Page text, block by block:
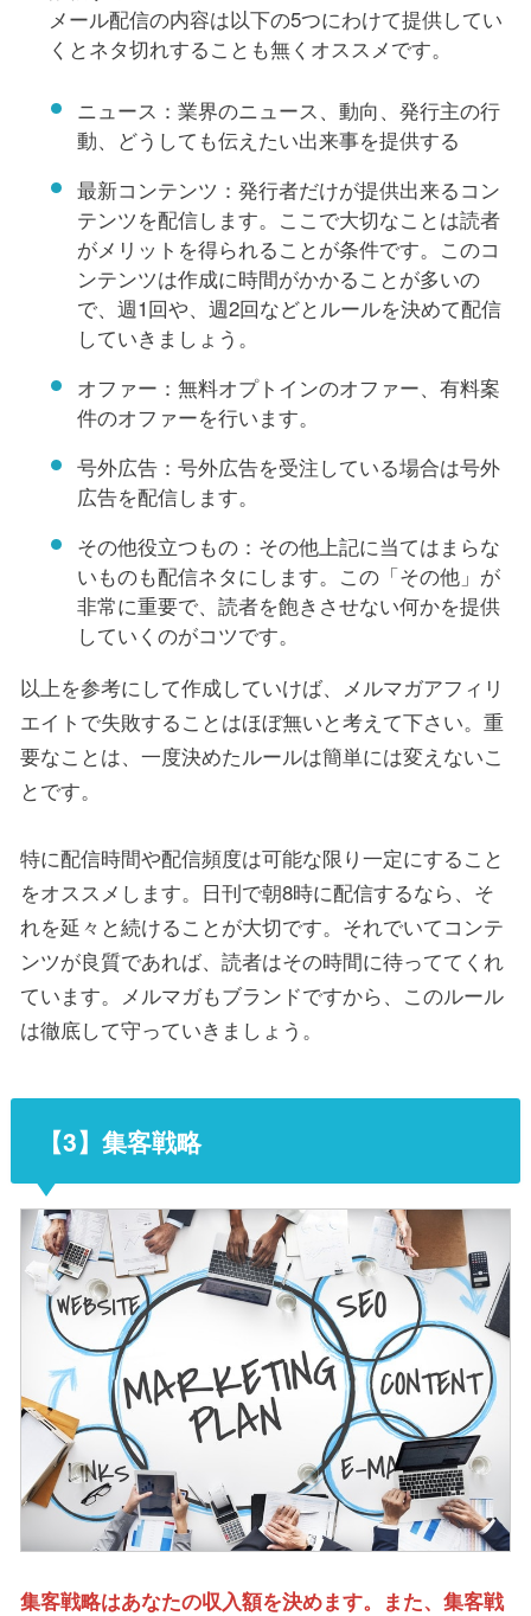
メール配信の内容は以下の5つにわけて提供してい
くとネタ切れすることも無くオススメです。
ニュース：業界のニュース、動向、発行主の行
動、どうしても伝えたい出来事を提供する
最新コンテンツ：発行者だけが提供出来るコン
テンツを配信します。ここで大切なことは読者
がメリットを得られることが条件です。このコ
ンテンツは作成に時間がかかることが多いの
で、週1回や、週2回などとルールを決めて配信
していきましょう。
オファー：無料オプトインのオファー、有料案
件のオファーを行います。
号外広告：号外広告を受注している場合は号外
広告を配信します。
その他役立つもの：その他上記に当てはまらな
いものも配信ネタにします。この「その他」が
非常に重要で、読者を飽きさせない何かを提供
していくのがコツです。
以上を参考にして作成していけば、メルマガアフィリ
エイトで失敗することはほぼ無いと考えて下さい。重
要なことは、一度決めたルールは簡単には変えないこ
とです。
特に配信時間や配信頻度は可能な限り一定にすること
をオススメします。日刊で朝8時に配信するなら、そ
れを延々と続けることが大切です。それでいてコンテ
ンツが良質であれば、読者はその時間に待っててくれ
ています。メルマガもブランドですから、このルール
は徹底して守っていきましょう。
【3】集客戦略
集客戦略はあなたの収入額を決めます。また、集客戦